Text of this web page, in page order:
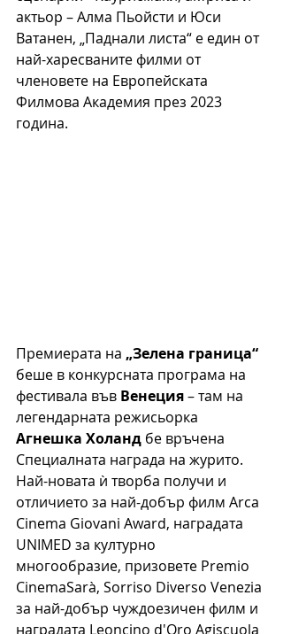
актьор – Алма Пьойсти и Юси
Ватанен, „Паднали листа“ е един от
най-харесваните филми от
членовете на Европейската
Филмова Академия през 2023
година.
Премиерата на „Зелена граница“
беше в конкурсната програма на
фестивала във Венеция – там на
легендарната режисьорка
Агнешка Холанд бе връчена
Специалната награда на журито.
Най-новата ѝ творба получи и
отличието за най-добър филм Arca
Cinema Giovani Award, наградата
UNIMED за културно
многообразие, призовете Premio
CinemaSarà, Sorriso Diverso Venezia
за най-добър чуждоезичен филм и
наградата Leoncino d'Oro Agiscuola